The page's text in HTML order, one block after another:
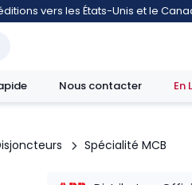
vers les États-Unis et le
Nous contacter En
Spécialité MCB